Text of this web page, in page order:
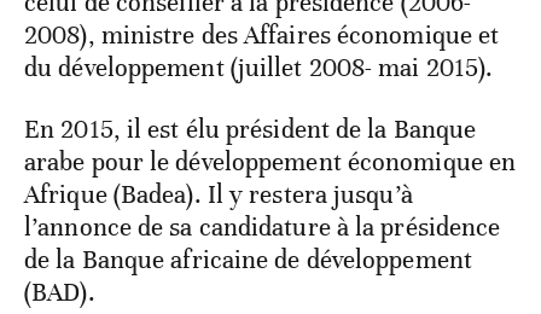
2008), ministre des Affaires économique et
du développement (juillet 2008- mai 2015).
En 2015, il est élu président de la Banque
arabe pour le développement économique en
Afrique (Badea). Il y restera jusqu’à
l’annonce de sa candidature à la présidence
de la Banque africaine de développement
(BAD).